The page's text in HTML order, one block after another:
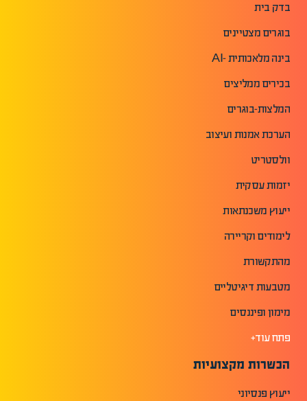
בדק בית
בוגרים מצטיינים
בינה מלאכותית -AI
בכירים ממליצים
המלצות-בוגרים
הערכת אמנות ועיצוב
וולסטריט
יזמות עסקית
ייעוץ משכנתאות
לימודים וקריירה
מהתקשורת
מטבעות דיגיטליים
מימון ופיננסים
פתח עוד+
הכשרות מקצועיות
ייעוץ פנסיוני